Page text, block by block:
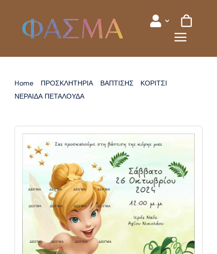
content
Home ΠΡΟΣΚΛΗΤΗΡΙΑ ΒΑΠΤΙΣΗΣ
ΚΟΡΙΤΣΙ
ΝΕΡΑΙΔΑ ΠΕΤΑΛΟΥΔΑ